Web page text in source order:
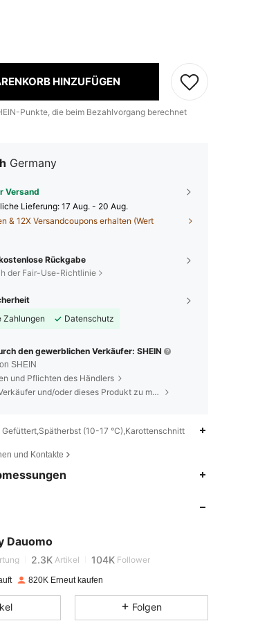
HINZUFÜGEN
Punkte, die beim Bezahlvorgang berechnet
Germany
Versand
Lieferung:17 Aug. - 20 Aug.
& 12X Versandcoupons erhalten (Wert
Rückgabe
der Fair-Use-Richtlinie
Zahlungen
Datenschutz
den gewerblichen Verkäufer: SHEIN
SHEIN
und Pflichten des Händlers
Um diesen Verkäufer und/oder dieses Produkt zu melden
Gefüttert,Spätherbst (10-17 °C),Karottenschnitt
und Kontakte
Dauomo
2.3K
2.3K Artikel 104K Follower
820K Erneut kaufen
Folgen